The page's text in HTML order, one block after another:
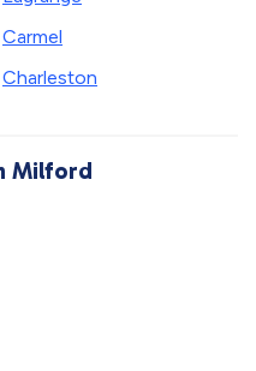
Carmel
Charleston
Milford